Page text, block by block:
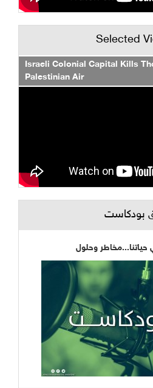
Selected
Israeli Colonial Capital Kills
Palestinian Air
بودكاست
حياتنا...مخاطر وحلول